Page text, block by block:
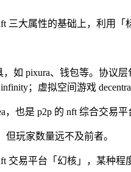
大属性的基础上，利用
如 pixura、钱包等。协议
；虚拟空间游戏
也是 p2p 的 nft 综合交易平
玩家数量远不及前者。
易平台「幻核」，某种程